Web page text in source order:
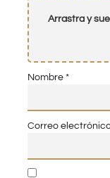
Arrastra y
Nombre *
Correo